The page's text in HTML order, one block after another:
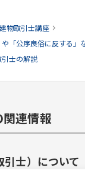
物取引士講座
「公序良俗に反する」
士の解説
連情報
士） について